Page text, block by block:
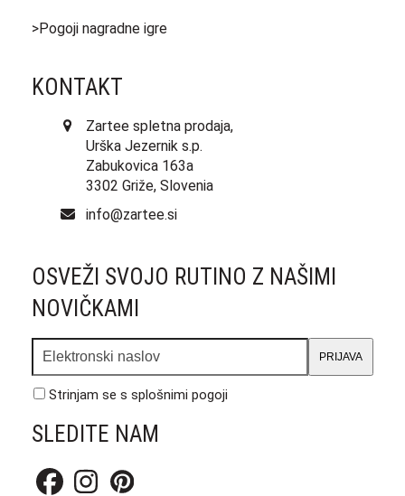
>Pogoji nagradne igre
KONTAKT
Zartee spletna prodaja,
Urška Jezernik s.p.
Zabukovica 163a
3302 Griže, Slovenia
info@zartee.si
OSVEŽI SVOJO RUTINO Z NAŠIMI
NOVIČKAMI
Elektronski
naslov
PRIJAVA
Strinjam se s splošnimi pogoji
SLEDITE NAM